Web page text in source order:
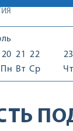
20
Пн
21
Вт
22
Ср
23
Чт